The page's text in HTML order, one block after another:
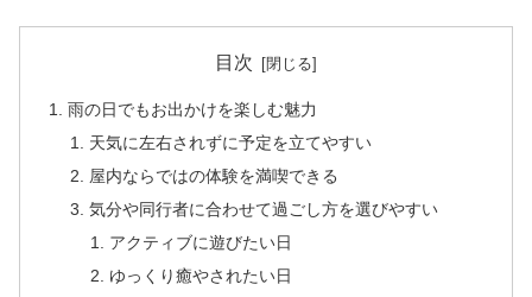
目次
雨の日でもお出かけを楽しむ魅力
天気に左右されずに予定を立てやすい
屋内ならではの体験を満喫できる
気分や同行者に合わせて過ごし方を選びやすい
アクティブに遊びたい日
ゆっくり癒やされたい日